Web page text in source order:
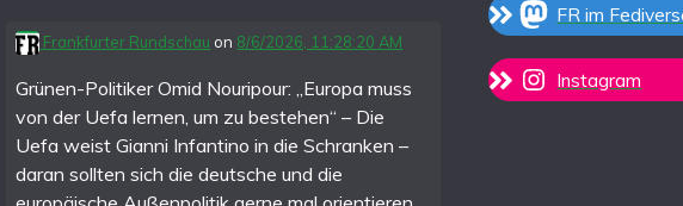
Frankfurter Rundschau on 8/6/2026, 11:28:20 AM
Grünen-Politiker Omid Nouripour: „Europa muss
von der Uefa lernen, um zu bestehen“ – Die
Uefa weist Gianni Infantino in die Schranken –
daran sollten sich die deutsche und die
FR im
Instagram